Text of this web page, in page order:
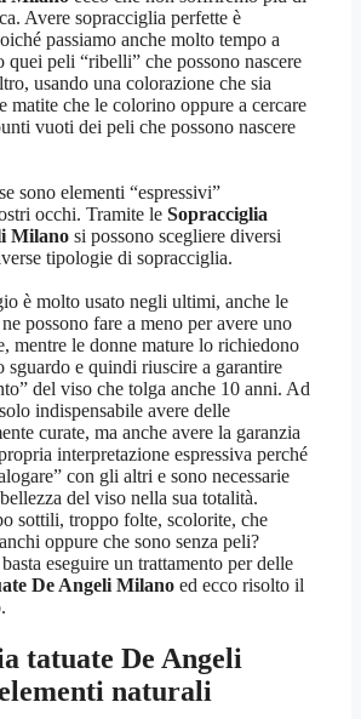
Avere sopracciglia perfette è
passiamo anche molto tempo a
quei peli “ribelli” che possono nascere
usando una colorazione che sia
matite che le colorino oppure a cercare
vuoti dei peli che possono nascere
sono elementi “espressivi”
occhi. Tramite le Sopracciglia
Milano si possono scegliere diversi
tipologie di sopracciglia.
è molto usato negli ultimi, anche le
possono fare a meno per avere uno
mentre le donne mature lo richiedono
sguardo e quindi riuscire a garantire
del viso che tolga anche 10 anni. Ad
indispensabile avere delle
curate, ma anche avere la garanzia
interpretazione espressiva perché
con gli altri e sono necessarie
del viso nella sua totalità.
sottili, troppo folte, scolorite, che
oppure che sono senza peli?
eseguire un trattamento per delle
De Angeli Milano ed ecco risolto il
tatuate De Angeli
naturali